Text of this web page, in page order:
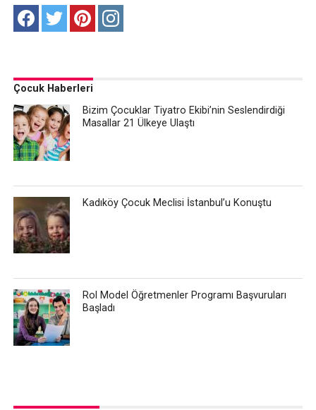
Çocuk Haberleri
Bizim Çocuklar Tiyatro Ekibi’nin Seslendirdiği
Masallar 21 Ülkeye Ulaştı
Kadıköy Çocuk Meclisi İstanbul’u Konuştu
Rol Model Öğretmenler Programı Başvuruları
Başladı